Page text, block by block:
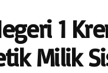
1
Milik